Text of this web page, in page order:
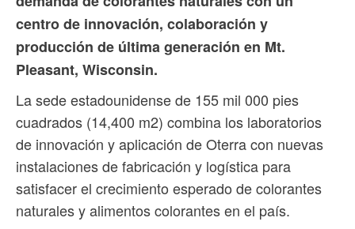
centro de innovación, colaboración y
producción de última generación en Mt.
Pleasant, Wisconsin.
La sede estadounidense de 155 mil 000 pies
cuadrados (14,400 m2) combina los laboratorios
de innovación y aplicación de Oterra con nuevas
instalaciones de fabricación y logística para
satisfacer el crecimiento esperado de colorantes
naturales y alimentos colorantes en el país.